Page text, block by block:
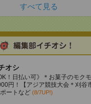
すべて見る
オシ
！日払い可》＊お菓子のモク
円！【アジア競技大会＊刈谷
ートなど (8/7UP!)